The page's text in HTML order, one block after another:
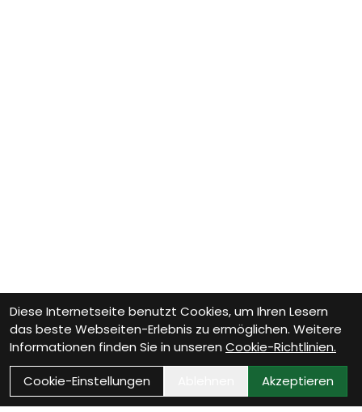
Diese Internetseite benutzt Cookies, um Ihren Lesern
das beste Webseiten-Erlebnis zu ermöglichen. Weitere
Informationen finden Sie in unseren Cookie-Richtlinien.
Cookie-Einstellungen
Akzeptieren